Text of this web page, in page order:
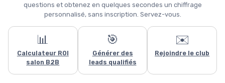
questions et obtenez en quelques secondes un chiffrage
personnalisé, sans inscription. Servez-vous.
📊
Calculateur ROI
salon B2B
🎯
Générer des
leads qualifiés
✉️
Rejoindre le club